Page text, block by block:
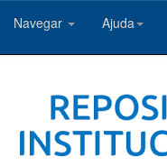
Navegar Ajuda